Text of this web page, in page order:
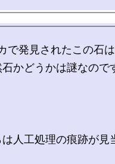
で発見されたこの石
石かどうかは謎なので
は人工処理の痕跡が見